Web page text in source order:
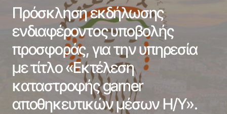
Πρόσκληση εκδήλωσης
ενδιαφέροντος υποβολής
προσφοράς, για την υπηρεσία
με τίτλο «Εκτέλεση
καταστροφής garner
αποθηκευτικών μέσων Η/Υ».